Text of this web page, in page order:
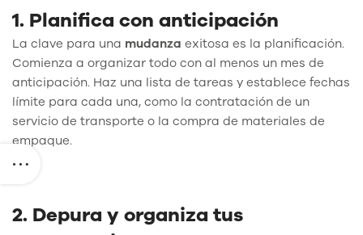
1. Planifica con anticipación
La clave para una mudanza exitosa es la planificación.
Comienza a organizar todo con al menos un mes de
anticipación. Haz una lista de tareas y establece fechas
límite para cada una, como la contratación de un
servicio de transporte o la compra de materiales de
empaque.
2. Depura y organiza tus